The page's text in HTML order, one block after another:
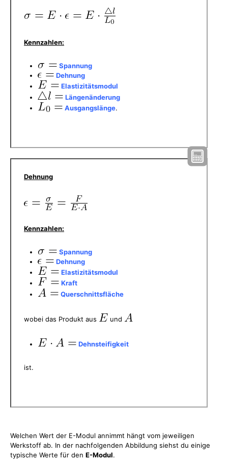
Kennzahlen:
Spannung
Dehnung
Elastizitätsmodul
Längenänderung
Ausgangslänge.
Dehnung
Kennzahlen:
Spannung
Dehnung
Elastizitätsmodul
Kraft
Querschnittsfläche
wobei das Produkt aus und
Dehnsteifigkeit
ist.
Welchen Wert der E-Modul annimmt hängt vom jeweiligen
Werkstoff ab. In der nachfolgenden Abbildung siehst du einige
typische Werte für den E-Modul.